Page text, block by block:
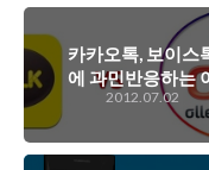
카카오톡, 보이스
에 과민반응하는
통사들. 기술의 흐
을 읽고 트랜드에
당히 맞서서 정당
2012.07.02